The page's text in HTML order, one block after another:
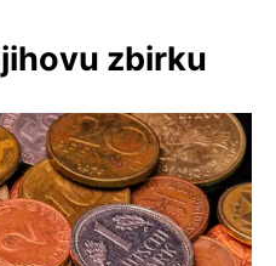
zbirku